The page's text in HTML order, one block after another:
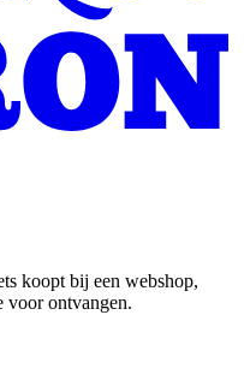
koopt bij een webshop,
voor ontvangen.